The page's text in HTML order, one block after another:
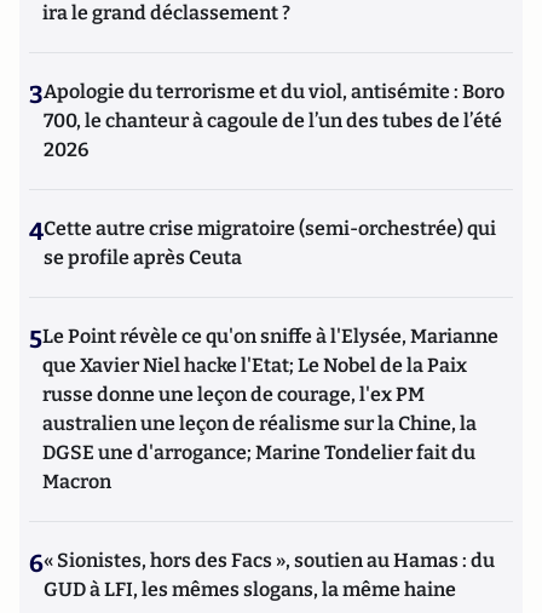
ira le grand déclassement ?
3Apologie du terrorisme et du viol, antisémite : Boro
700, le chanteur à cagoule de l’un des tubes de l’été
2026
4Cette autre crise migratoire (semi-orchestrée) qui
se profile après Ceuta
5Le Point révèle ce qu'on sniffe à l'Elysée, Marianne
que Xavier Niel hacke l'Etat; Le Nobel de la Paix
russe donne une leçon de courage, l'ex PM
australien une leçon de réalisme sur la Chine, la
DGSE une d'arrogance; Marine Tondelier fait du
Macron
6« Sionistes, hors des Facs », soutien au Hamas : du
GUD à LFI, les mêmes slogans, la même haine